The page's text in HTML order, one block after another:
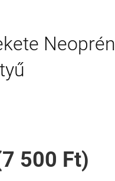
Neoprén
500 Ft)